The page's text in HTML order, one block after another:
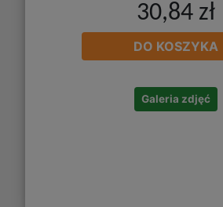
30,84 zł
DO KOSZYKA
Galeria zdjęć